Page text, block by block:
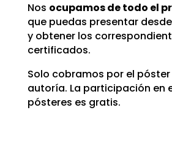
Nos ocupamos de todo el
que puedas presentar desde
y obtener los
certificados.
Solo cobramos por el
autoría. La participación en
pósteres es gratis.